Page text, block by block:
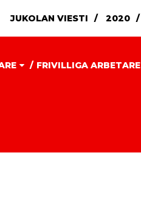
JUKOLAN VIESTI 2020
FRIVILLIGA ARBETARE